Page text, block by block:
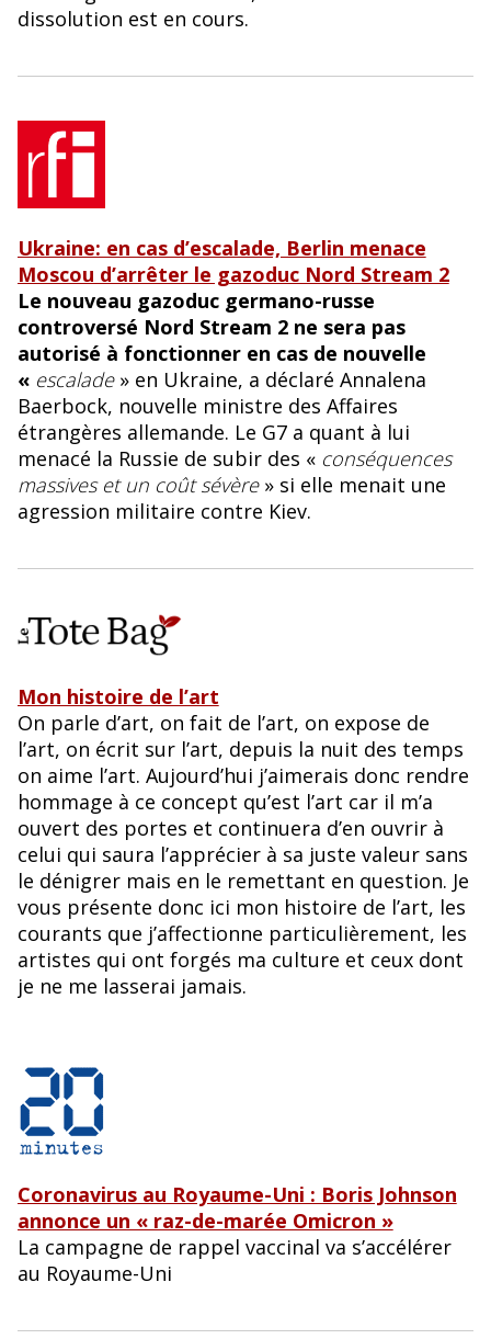
dissolution est en cours.
Ukraine: en cas d’escalade, Berlin menace
Moscou d’arrêter le gazoduc Nord Stream 2
Le nouveau gazoduc germano-russe
controversé Nord Stream 2 ne sera pas
autorisé à fonctionner en cas de nouvelle
«escalade » en Ukraine, a déclaré Annalena
Baerbock, nouvelle ministre des Affaires
étrangères allemande. Le G7 a quant à lui
menacé la Russie de subir des « conséquences
massives et un coût sévère» si elle menait une
agression militaire contre Kiev.
Mon histoire de l’art
On parle d’art, on fait de l’art, on expose de
l’art, on écrit sur l’art, depuis la nuit des temps
on aime l’art. Aujourd’hui j’aimerais donc rendre
hommage à ce concept qu’est l’art car il m’a
ouvert des portes et continuera d’en ouvrir à
celui qui saura l’apprécier à sa juste valeur sans
le dénigrer mais en le remettant en question. Je
vous présente donc ici mon histoire de l’art, les
courants que j’affectionne particulièrement, les
artistes qui ont forgés ma culture et ceux dont
je ne me lasserai jamais.
Coronavirus au Royaume-Uni : Boris Johnson
annonce un « raz-de-marée Omicron »
La campagne de rappel vaccinal va s’accélérer
au Royaume-Uni